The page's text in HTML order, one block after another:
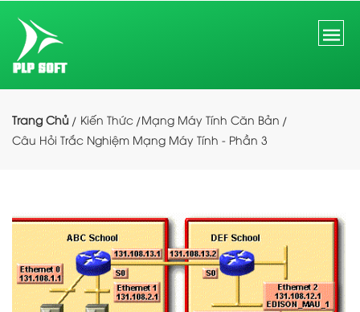
Trang Chủ Kiến Thức Mạng Máy Tính Căn Bản
Câu Hỏi Trắc Nghiệm Mạng Máy Tính - Phần 3